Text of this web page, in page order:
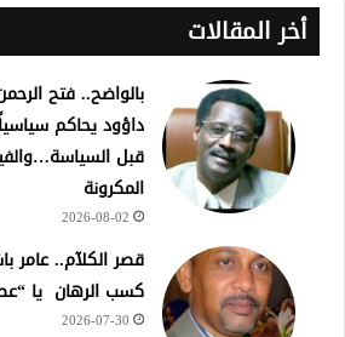
أخر المقالات
بالواضح.. فتح
داؤود يحاكم
قبل
المكرونة
2026-08-02
قصر الكلآم.. عامر
كسب الرهان يا
2026-07-30